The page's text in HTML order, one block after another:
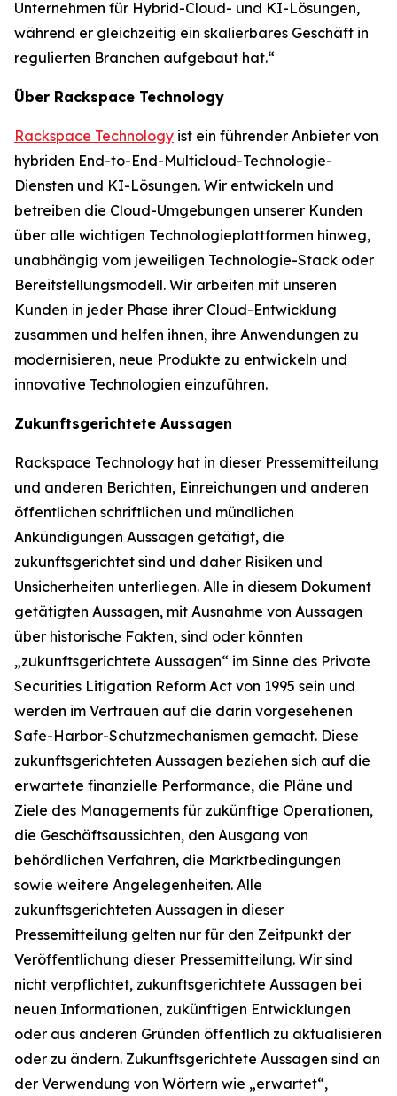
Unternehmen für Hybrid-Cloud- und KI-Lösungen,
während er gleichzeitig ein skalierbares Geschäft in
regulierten Branchen aufgebaut hat.“
Über Rackspace Technology
Rackspace Technology ist ein führender Anbieter von
hybriden End-to-End-Multicloud-Technologie-
Diensten und KI-Lösungen. Wir entwickeln und
betreiben die Cloud-Umgebungen unserer Kunden
über alle wichtigen Technologieplattformen hinweg,
unabhängig vom jeweiligen Technologie-Stack oder
Bereitstellungsmodell. Wir arbeiten mit unseren
Kunden in jeder Phase ihrer Cloud-Entwicklung
zusammen und helfen ihnen, ihre Anwendungen zu
modernisieren, neue Produkte zu entwickeln und
innovative Technologien einzuführen.
Zukunftsgerichtete Aussagen
Rackspace Technology hat in dieser Pressemitteilung
und anderen Berichten, Einreichungen und anderen
öffentlichen schriftlichen und mündlichen
Ankündigungen Aussagen getätigt, die
zukunftsgerichtet sind und daher Risiken und
Unsicherheiten unterliegen. Alle in diesem Dokument
getätigten Aussagen, mit Ausnahme von Aussagen
über historische Fakten, sind oder könnten
„zukunftsgerichtete Aussagen“ im Sinne des Private
Securities Litigation Reform Act von 1995 sein und
werden im Vertrauen auf die darin vorgesehenen
Safe-Harbor-Schutzmechanismen gemacht. Diese
zukunftsgerichteten Aussagen beziehen sich auf die
erwartete finanzielle Performance, die Pläne und
Ziele des Managements für zukünftige Operationen,
die Geschäftsaussichten, den Ausgang von
behördlichen Verfahren, die Marktbedingungen
sowie weitere Angelegenheiten. Alle
zukunftsgerichteten Aussagen in dieser
Pressemitteilung gelten nur für den Zeitpunkt der
Veröffentlichung dieser Pressemitteilung. Wir sind
nicht verpflichtet, zukunftsgerichtete Aussagen bei
neuen Informationen, zukünftigen Entwicklungen
oder aus anderen Gründen öffentlich zu aktualisieren
oder zu ändern. Zukunftsgerichtete Aussagen sind an
der Verwendung von Wörtern wie „erwartet“,